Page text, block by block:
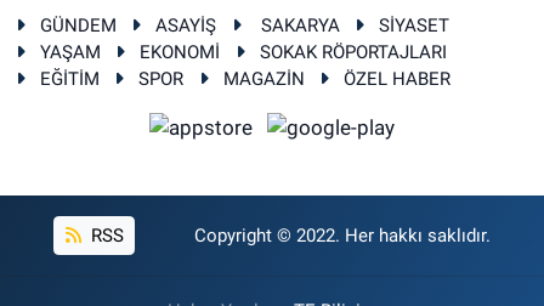
GÜNDEM ASAYİŞ SAKARYA
SİYASET
YAŞAM
EKONOMİ
SOKAK RÖPORTAJLARI
EĞİTİM
SPOR MAGAZİN ÖZEL HABER
RSS Copyright © 2022. Her hakkı saklıdır.